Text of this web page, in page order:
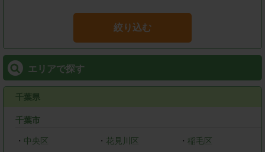
絞り込む
エリアで探す
千葉県
千葉市
・ 中央区 ・ 花見川区 ・稲毛区